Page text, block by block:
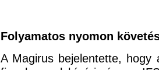
Folyamatos nyomon
A Magirus bejelentette,